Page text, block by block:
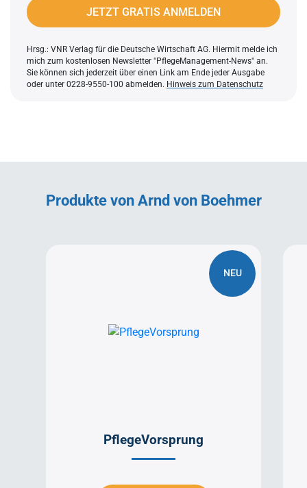
JETZT GRATIS ANMELDEN
Hrsg.: VNR Verlag für die Deutsche Wirtschaft AG. Hiermit melde ich
mich zum kostenlosen Newsletter "PflegeManagement-News" an.
Sie können sich jederzeit über einen Link am Ende jeder Ausgabe
oder unter 0228-9550-100 abmelden. Hinweis zum Datenschutz
Produkte von Arnd von Boehmer
NEU
PflegeVorsprung